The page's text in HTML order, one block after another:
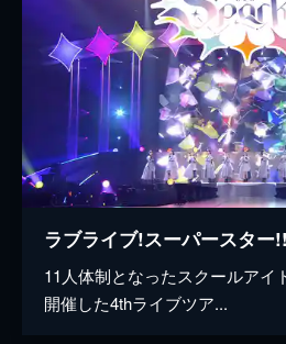
11人体制となったスクールアイ
開催した4thライブツア...